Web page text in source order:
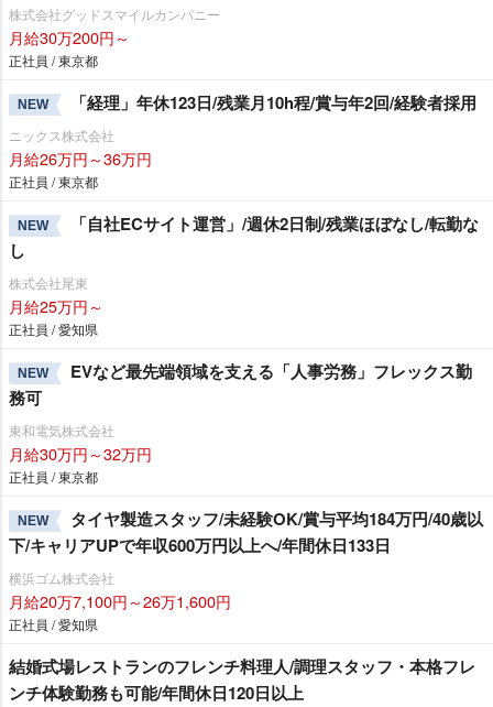
株式会社グッドスマイルカンパニー
月給30万200円～
正社員 / 東京都
NEW 「経理」年休123日/残業月10h程/賞与年2回/経験者採用
ニックス株式会社
月給26万円～36万円
正社員 / 東京都
NEW
「自社ECサイト運営」/週休2日制/残業ほぼなし/転勤な
し
株式会社尾東
月給25万円～
正社員 / 愛知県
NEW
EVなど最先端領域を支える「人事労務」フレックス勤
務可
東和電気株式会社
月給30万円～32万円
正社員 / 東京都
NEW
タイヤ製造スタッフ/未経験OK/賞与平均184万円/40歳以
下/キャリアUPで年収600万円以上へ/年間休日133日
横浜ゴム株式会社
月給20万7,100円～26万1,600円
正社員 / 愛知県
結婚式場レストランのフレンチ料理人/調理スタッフ・本格フレ
ンチ体験勤務も可能/年間休日120日以上